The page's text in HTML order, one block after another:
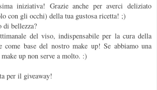
iniziativa! Grazie anche per averci deliziato
con gli occhi) della tua gustosa ricetta! ;)
bellezza?
del viso, indispensabile per la cura della
come base del nostro make up! Se abbiamo una
up non serve a molto. :)
per il giveaway!